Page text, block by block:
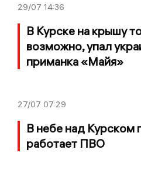
29/07 14:36
В Курске на крышу
возможно, упал
приманка «Майя»
27/07 07:29
В небе над Курском
работает ПВО